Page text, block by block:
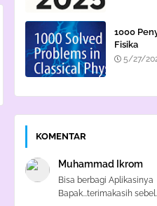
1000
Fisika
5/27/
KOMENTAR
Muhammad Ikrom
Bisa berbagi Aplikasinya
Bapak...terimakasih